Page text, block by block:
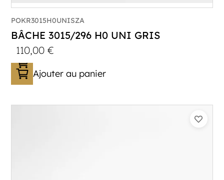
POKR3015H0UNISZA
BÂCHE 3015/296 H0 UNI GRIS
110,00€
Ajouter au panier